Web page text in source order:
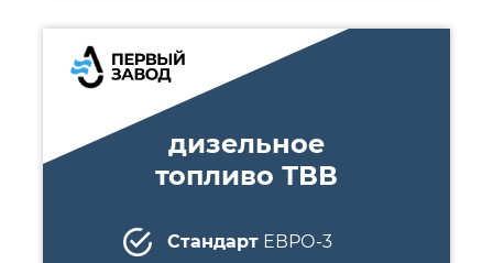
дизельное
топливо ТВВ
СтандартЕВРО-3